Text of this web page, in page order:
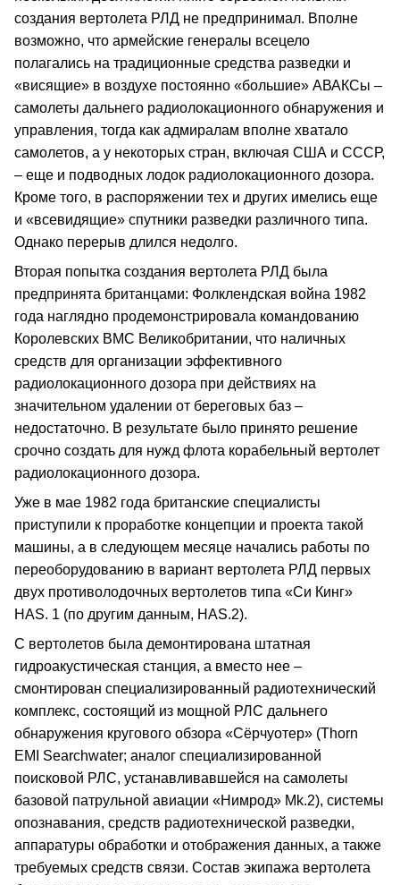
создания вертолета РЛД не предпринимал. Вполне
возможно, что армейские генералы всецело
полагались на традиционные средства разведки и
«висящие» в воздухе постоянно «большие» АВАКСы –
самолеты дальнего радиолокационного обнаружения и
управления, тогда как адмиралам вполне хватало
самолетов, а у некоторых стран, включая США и СССР,
– еще и подводных лодок радиолокационного дозора.
Кроме того, в распоряжении тех и других имелись еще
и «всевидящие» спутники разведки различного типа.
Однако перерыв длился недолго.
Вторая попытка создания вертолета РЛД была
предпринята британцами: Фолклендская война 1982
года наглядно продемонстрировала командованию
Королевских ВМС Великобритании, что наличных
средств для организации эффективного
радиолокационного дозора при действиях на
значительном удалении от береговых баз –
недостаточно. В результате было принято решение
срочно создать для нужд флота корабельный вертолет
радиолокационного дозора.
Уже в мае 1982 года британские специалисты
приступили к проработке концепции и проекта такой
машины, а в следующем месяце начались работы по
переоборудованию в вариант вертолета РЛД первых
двух противолодочных вертолетов типа «Си Кинг»
HAS. 1 (по другим данным, HAS.2).
С вертолетов была демонтирована штатная
гидроакустическая станция, а вместо нее –
смонтирован специализированный радиотехнический
комплекс, состоящий из мощной РЛС дальнего
обнаружения кругового обзора «Сёрчуотер» (Thorn
EMI Searchwater; аналог специализированной
поисковой РЛС, устанавливавшейся на самолеты
базовой патрульной авиации «Нимрод» Мk.2), системы
опознавания, средств радиотехнической разведки,
аппаратуры обработки и отображения данных, а также
требуемых средств связи. Состав экипажа вертолета